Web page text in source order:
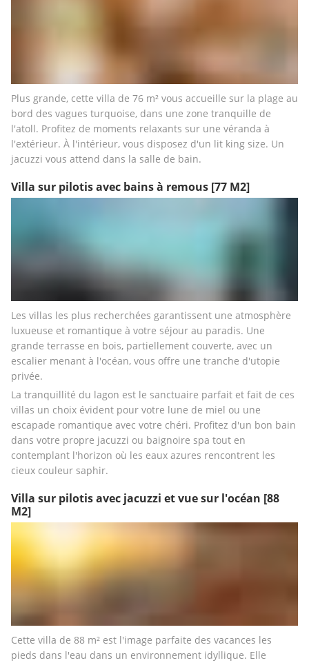
Plus grande, cette villa de 76 m² vous accueille sur la plage au
bord des vagues turquoise, dans une zone tranquille de
l'atoll. Profitez de moments relaxants sur une véranda à
l'extérieur. À l'intérieur, vous disposez d'un lit king size. Un
jacuzzi vous attend dans la salle de bain.
Villa sur pilotis avec bains à remous [77 M2]
Les villas les plus recherchées garantissent une atmosphère
luxueuse et romantique à votre séjour au paradis. Une
grande terrasse en bois, partiellement couverte, avec un
escalier menant à l'océan, vous offre une tranche d'utopie
privée.
La tranquillité du lagon est le sanctuaire parfait et fait de ces
villas un choix évident pour votre lune de miel ou une
escapade romantique avec votre chéri. Profitez d'un bon bain
dans votre propre jacuzzi ou baignoire spa tout en
contemplant l'horizon où les eaux azures rencontrent les
cieux couleur saphir.
Villa sur pilotis avec jacuzzi et vue sur l'océan [88
M2]
Cette villa de 88 m² est l'image parfaite des vacances les
pieds dans l'eau dans un environnement idyllique. Elle